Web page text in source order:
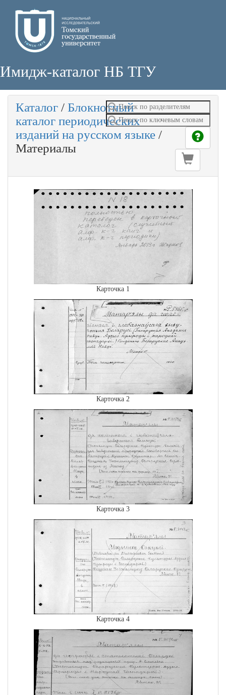
Имидж-каталог НБ ТГУ
Каталог / Блокнотный
каталог периодических
изданий на русском языке /
Материалы
Карточка 1
Карточка 2
Карточка 3
Карточка 4